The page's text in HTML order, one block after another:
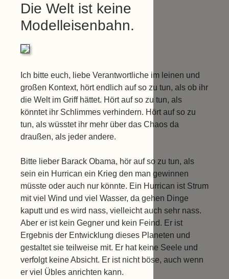
Die Welt ist keine
Modelleisenbahn.
Ich bitte euch, liebe Verantwortliche im leinen und
großen Kontext, hört endlich auf so zu tun, als ob ihr
die Welt im Griff hättet. Hört auf so zu tun, als
könntet ihr Schlimmes verhindern. Hört auf so zu
tun, als wüsstet ihr mehr über das Chaos da
draußen, als jeder andere.
Bitte lieber Barack Obama, hör auf so zu tun, als
sein ein Hurrican ein Krieg den man gewinnen
müsste oder auch nur könnte. Ein Hurrican ist Strum
mit viel Wind und viel Wasser, da gehen Dinge
kaputt und es wird nass, vielleicht auch sehr nass.
Aber er ist kein Gegner und kein Feind. Er ist
Ergebnis der Entwicklung dieses Planeten und
gestaltet sie teilweise mit. Er hat keine Seele und
verfolgt keine Absicht. Er ist nicht böse, auch wenn
er viel Übles anrichten kann.